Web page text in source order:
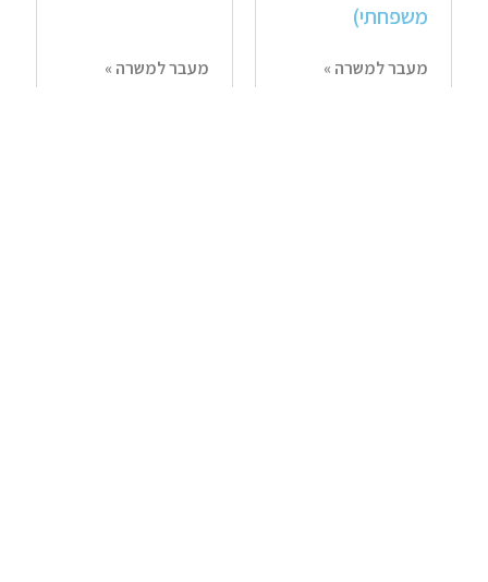
משפחתי)
מעבר למשרה » מעבר למשרה »